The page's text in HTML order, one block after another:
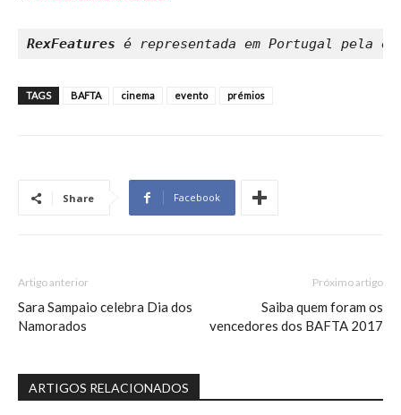
RexFeatures é representada em Portugal pela
TAGS BAFTA cinema evento prémios
Share Facebook
Artigo anterior
Sara Sampaio celebra Dia dos
Namorados
Próximo artigo
Saiba quem foram os
vencedores dos BAFTA 2017
ARTIGOS RELACIONADOS